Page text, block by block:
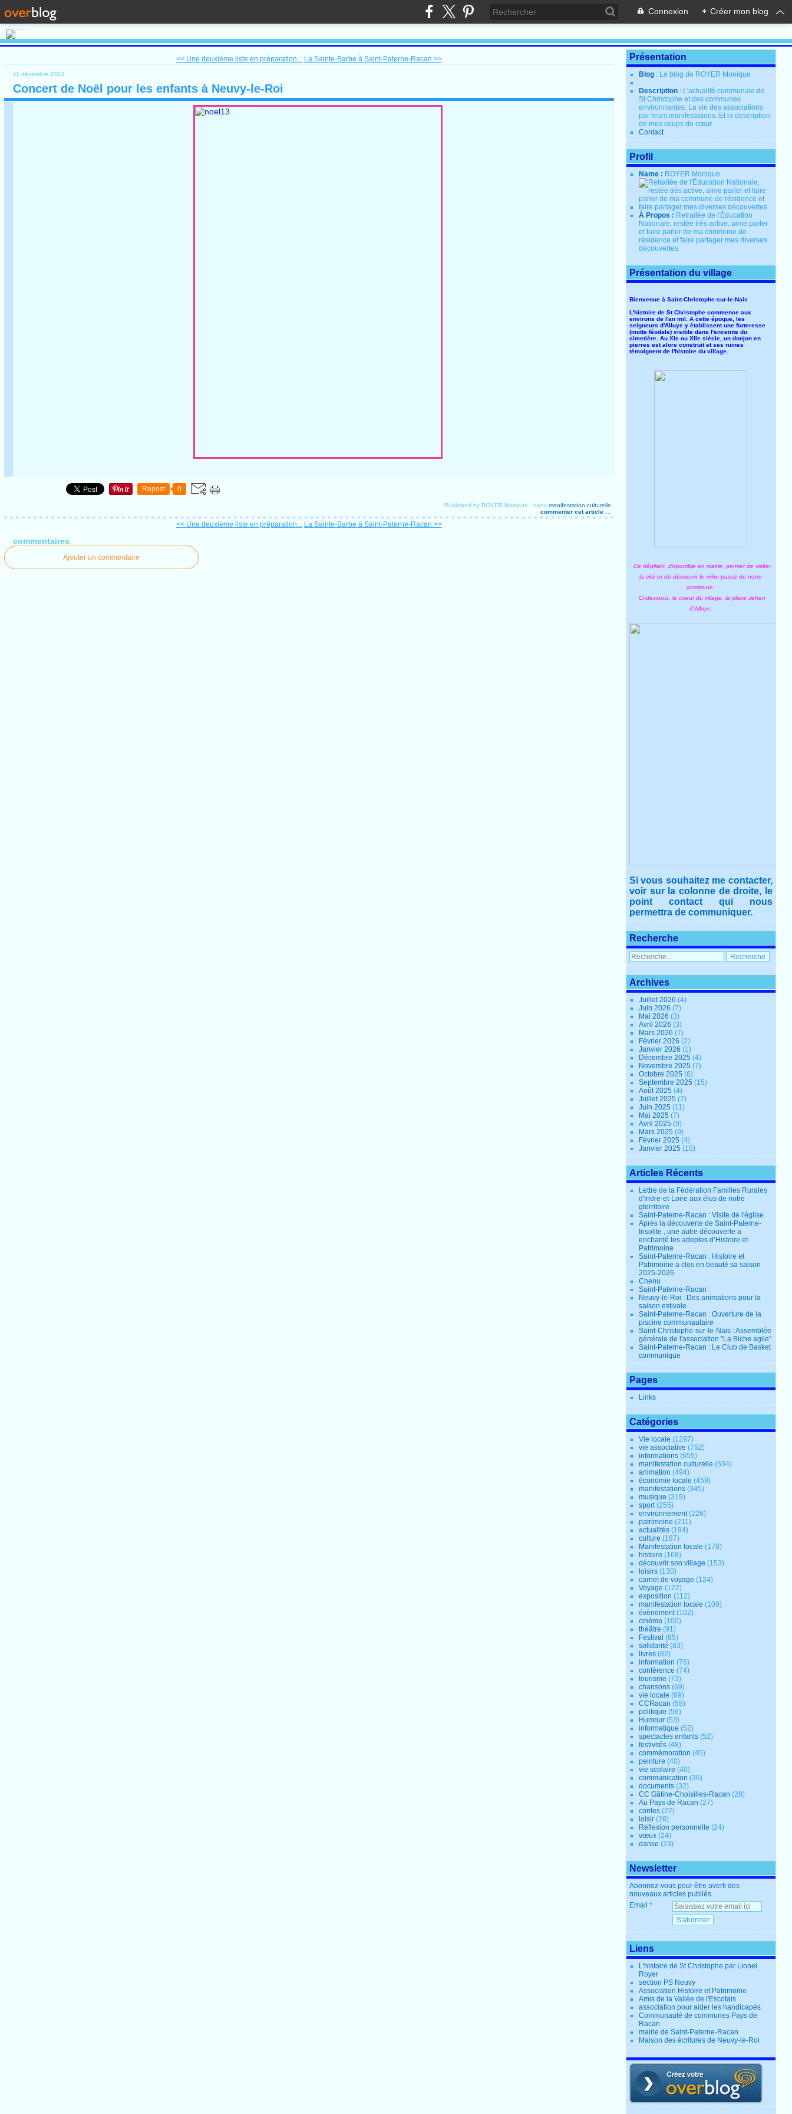
Connexion + Créer mon blog
<< Une deuxième liste en préparation... La Sainte-Barbe à Saint-Paterne-Racan >>
11 décembre 2013
Concert de Noël pour les enfants à Neuvy-le-Roi
Repost 0
Published by ROYER Monique -dans manifestation culturelle
commenter cet article
<< Une deuxième liste en préparation... La Sainte-Barbe à Saint-Paterne-Racan >>
commentaires
Ajouter un commentaire
Présentation
Blog : Le blog de ROYER Monique
Description : L'actualité communale de
St Christophe et des communes
environnantes. La vie des associations
par leurs manifestations. Et la description
de mes coups de cœur.
Contact
Profil
Name : ROYER Monique
À Propos : Retraitée de l'Éducation
Nationale, restée très active, aime parler
et faire parler de ma commune de
résidence et faire partager mes diverses
découvertes.
Présentation du village
Bienvenue à Saint-Christophe-sur-le-Nais
L'histoire de St Christophe commence aux
environs de l'an mil. A cette époque, les
seigneurs d'Alluye y établissent une forteresse
(motte féodale) visible dans l'enceinte du
cimetière. Au XIe ou XIIe siècle, un donjon en
pierres est alors construit et ses ruines
témoignent de l'histoire du village.
Ce dépliant, disponible en mairie, permet de visiter
la cité et de découvrir le riche passé de notre
commune.
Ci-dessous, le coeur du village, la place Jehan
d'Alluye.
Si vous souhaitez me contacter,
voir sur la colonne de droite, le
point contact qui nous
permettra de communiquer.
Recherche
Archives
Juillet 2026(4)
Juin 2026(7)
Mai 2026(3)
Avril 2026(3)
Mars 2026(7)
Février 2026(2)
Janvier 2026(1)
Décembre 2025(4)
Novembre 2025(7)
Octobre 2025(6)
Septembre 2025(15)
Août 2025(4)
Juillet 2025(7)
Juin 2025(11)
Mai 2025(7)
Avril 2025(9)
Mars 2025(9)
Février 2025(4)
Janvier 2025(10)
Articles Récents
Lettre de la Fédération Familles Rurales
d'Indre-et-Loire aux élus de notre
gterritoire
Saint-Paterne-Racan : Visite de l'église
Après la découverte de Saint-Paterne-
Insolite , une autre découverte a
enchanté les adeptes d’Histoire et
Patrimoine
Saint-Paterne-Racan : Histoire et
Patrimoine a clos en beauté sa saison
2025-2026
Chenu
Saint-Paterne-Racan :
Neuvy-le-Roi : Des animations pour la
saison estivale
Saint-Paterne-Racan : Ouverture de la
piscine communautaire
Saint-Christophe-sur-le-Nais : Assemblée
générale de l'association "La Biche agile"
Saint-Paterne-Racan : Le Club de Basket
communique
Pages
Links
Catégories
Vie locale (1297)
vie associative (752)
informations (655)
manifestation culturelle (634)
animation (494)
économie locale (459)
manifestations (345)
musique (319)
sport(255)
environnement(226)
patrimoine (211)
actualités (194)
culture (187)
Manifestation locale (178)
histoire (168)
découvrir son village (153)
loisirs (130)
carnet de voyage (124)
Voyage (122)
exposition (112)
manifestation locale (109)
évènement(102)
cinéma (100)
théâtre (91)
Festival (85)
solidarité (83)
livres (82)
information (76)
conférence (74)
tourisme (73)
chansons (69)
vie locale (69)
CCRacan (58)
politique (56)
Humour (53)
informatique (52)
spectacles enfants (52)
festivités (48)
commémoration (45)
peinture (40)
vie scolaire (40)
communication (36)
documents (32)
CC Gâtine-Choisilles-Racan (28)
Au Pays de Racan (27)
contes (27)
loisir (26)
Réflexion personnelle (24)
vœux (24)
danse (23)
Newsletter
Abonnez-vous pour être averti des
nouveaux articles publiés.
Email
Liens
L'histoire de St Christophe par Lionel
Royer
section PS Neuvy
Association Histoire et Patrimoine
Amis de la Vallée de l'Escotais
association pour aider les handicapés
Communauté de communes Pays de
Racan
mairie de Saint-Paterne-Racan
Maison des écritures de Neuvy-le-Roi